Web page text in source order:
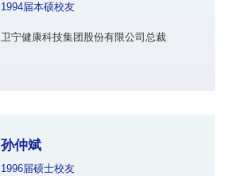
1994届本硕校友
卫宁健康科技集团股份有限公司总裁
孙仲斌
1996届硕士校友